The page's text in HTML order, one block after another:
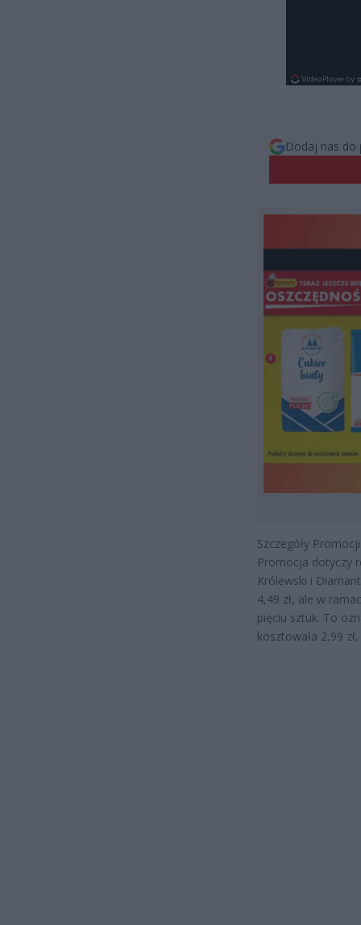
Dodaj nas do
Szczegóły Promocji
Promocja dotyczy
Królewski i
4,49 zł, ale w
pięciu sztuk. To
kosztowała 2,99